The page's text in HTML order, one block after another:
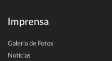
Imprensa
Galeria de Fotos
Notícias